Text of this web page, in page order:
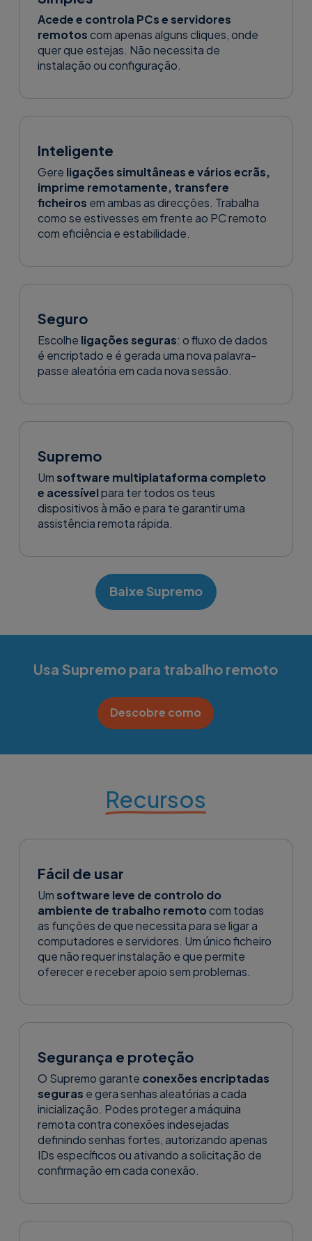
Acede e controla PCs e servidores
remotoscom apenas alguns cliques, onde
quer que estejas. Não necessita de
instalação ou configuração.
Inteligente
Gere ligações simultâneas e vários ecrãs,
imprime remotamente, transfere
ficheiros em ambas as direcções. Trabalha
como se estivesses em frente ao PC remoto
com eficiência e estabilidade.
Seguro
Escolhe ligações seguras: o fluxo de dados
é encriptado e é gerada uma nova palavra-
passe aleatória em cada nova sessão.
Supremo
Umsoftware multiplataforma completo
e acessívelpara ter todos os teus
dispositivos à mão e para te garantir uma
assistência remota rápida.
Baixe Supremo
Usa Supremo para trabalho remoto
Descobre como
Recursos
Fácil de usar
Umsoftware leve de controlo do
ambiente de trabalho remotocom todas
as funções de que necessita para se ligar a
computadores e servidores. Um único ficheiro
que não requer instalação e que permite
oferecer e receber apoio sem problemas.
Segurança e proteção
O Supremo garante conexões encriptadas
seguras e gera senhas aleatórias a cada
inicialização. Podes proteger a máquina
remota contra conexões indesejadas
definindo senhas fortes, autorizando apenas
IDs específicos ou ativando a solicitação de
confirmação em cada conexão.
Descubra
detalhes
Baixar versão
Beta